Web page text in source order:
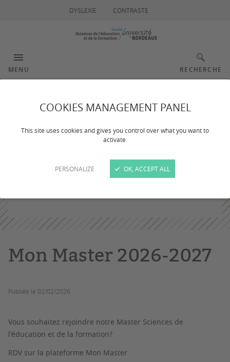
COOKIES MANAGEMENT PANEL
This site uses cookies and gives you control over what you want to
activate.
PERSONALIZE OK, ACCEPT ALL
DYSLEXIE CONTRASTE
MENU RECHERCHE
Mon Master 2026-2027
Publiée le 02/02/2026
Vous souhaitez rejoindre notre Master Sciences de
l'éducation et de la formation?
RDV sur la plateforme Mon Master